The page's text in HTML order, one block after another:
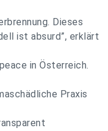
Dieses
ist absurd”, erklärt
in Österreich.
Praxis